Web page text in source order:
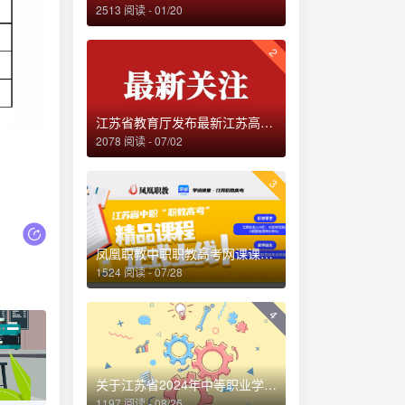
2513 阅读 - 01/20
2
江苏省教育厅发布最新江苏高校名单
2078 阅读 - 07/02
3
凤凰职教中职职教高考网课课程全面上线！
1524 阅读 - 07/28
4
关于江苏省2024年中等职业学校学生学业水平考试相关问题的解读